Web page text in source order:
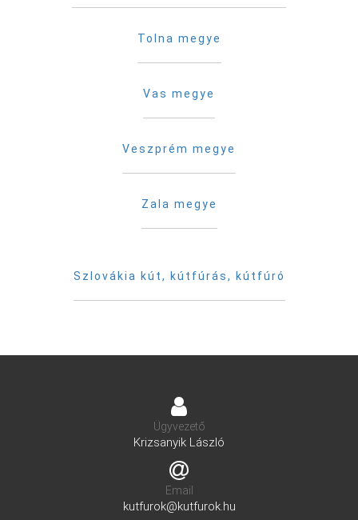
Tolna megye
Vas megye
Veszprém megye
Zala megye
Szlovákia kút, kútfúrás, kútfúró
Ügyvezető
Krizsanyik László
Email
kutfurok@kutfurok.hu